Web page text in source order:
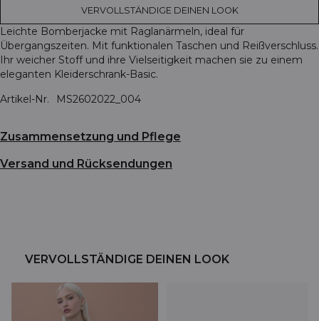
VERVOLLSTÄNDIGE DEINEN LOOK
Leichte Bomberjacke mit Raglanärmeln, ideal für
Übergangszeiten. Mit funktionalen Taschen und Reißverschluss.
Ihr weicher Stoff und ihre Vielseitigkeit machen sie zu einem
eleganten Kleiderschrank-Basic.
Artikel-Nr.
MS2602022_004
Zusammensetzung und Pflege
Versand und Rücksendungen
VERVOLLSTÄNDIGE DEINEN LOOK